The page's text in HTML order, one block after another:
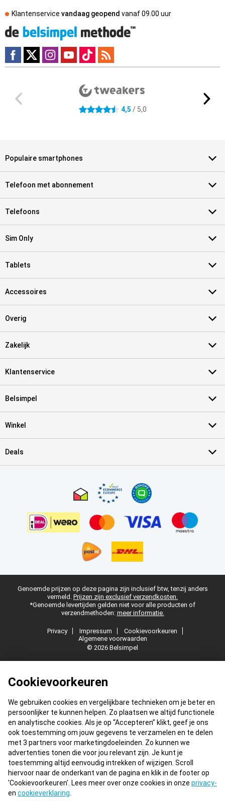
Cookievoorkeuren
We gebruiken cookies en vergelijkbare technieken om je beter en
persoonlijker te kunnen helpen. Zo plaatsen we altijd functionele
en analytische cookies. Als je op “Accepteren” klikt, geef je ons
ook toestemming om jouw gegevens te verzamelen en te delen
met 3 partners voor marketingdoeleinden. Zo kunnen we
advertenties tonen die voor jou relevant zijn. Je kunt je
toestemming altijd eenvoudig intrekken of wijzigen. Scroll
hiervoor naar de onderkant van de pagina en klik in de footer op
'Cookievoorkeuren'. Lees meer over onze cookies in onze privacy-
en cookieverklaring
Klantenservice vandaag geopend vanaf09.00 uur
4.5 sterren 4,5 / 5,0
Populaire smartphones
Telefoon met abonnement
Telefoons
Sim Only
Tablets
Accessoires
Overig
Zakelijk
Klantenservice
Belsimpel
Winkel
Deals
Genoemde prijzen op deze pagina zijn inclusief btw, tenzij anders
vermeld. Prijzen zijn exclusief verzendkosten.
*Genoemde levertijden gelden niet voor alle producten of
verzendmethoden: meer informatie.
Privacy Impressum
Cookievoorkeuren
Algemene voorwaarden
© 2026 Belsimpel